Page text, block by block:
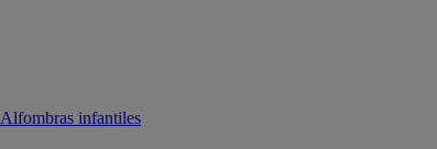
Alfombras infantiles